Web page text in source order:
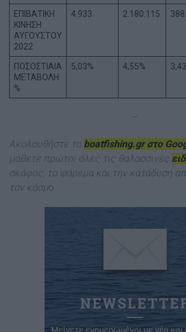
ΕΠΙΒΑΤΙΚΗ
ΚΙΝΗΣΗ
ΑΥΓΟΥΣΤΟΥ
2022
4.933 2.180.115
ΠΟΣΟΣΤΙΑΙΑ
ΜΕΤΑΒΟΛΗ
%
5,03% 4,55%
–
Ακολουθήστε το boatfishing.gr στο
μάθετε πρώτοι όλες τις θαλασσινές
σκάφος, το ψάρεμα και την κατάδυση
τον κόσμο